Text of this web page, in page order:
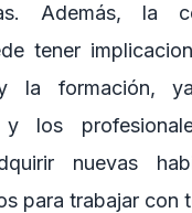
Además, la
tener
la formación,
y los
nuevas
para trabajar con